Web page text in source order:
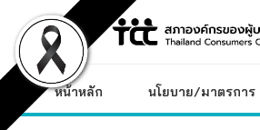
content
หน้าหลัก นโยบาย/มาตรการ